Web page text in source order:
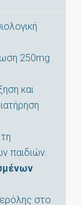
250mg
και
παιδιών.
στο